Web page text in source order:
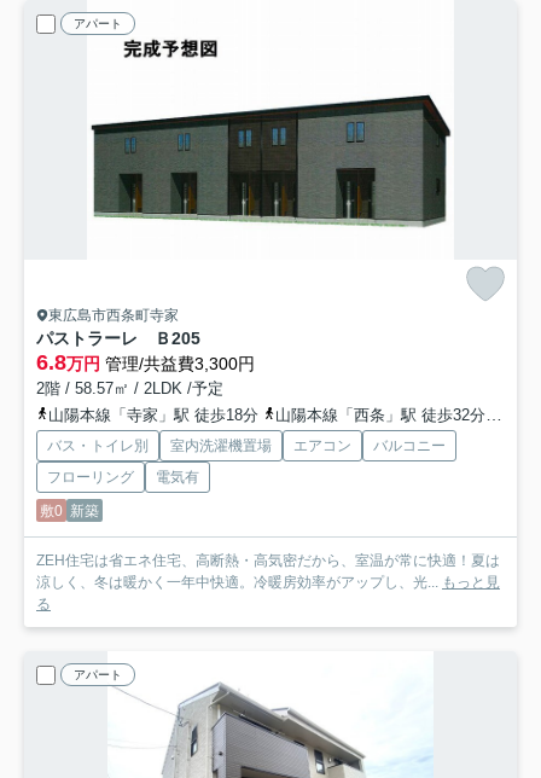
アパート
東広島市西条町寺家
パストラーレ Ｂ205
6.8万円 管理/共益費3,300円
2階 / 58.57㎡ / 2LDK /予定
山陽本線「寺家」駅 徒歩18分
山陽本線「西条」駅 徒歩32分
バス・トイレ別 室内洗濯機置場 エアコン
バルコニー
フローリング
電気有
敷0 新築
ZEH住宅は省エネ住宅、高断熱・高気密だから、室温が常に快適！夏は
涼しく、冬は暖かく一年中快適。冷暖房効率がアップし、光... もっと見
る
アパート